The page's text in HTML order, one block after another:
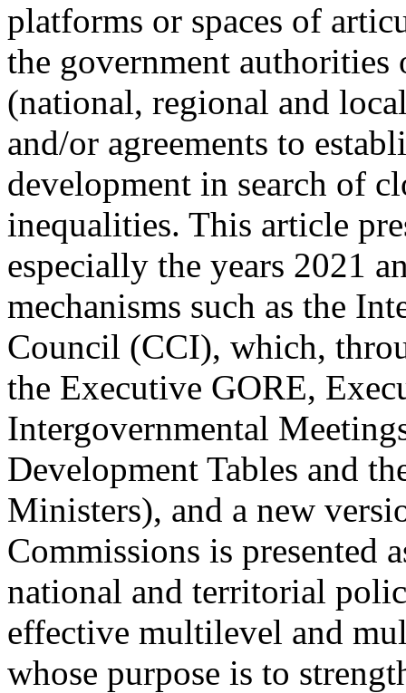
platforms or spaces of
the government
(national, regional and
and/or agreements to
development in search of
inequalities. This article
especially the years 2021
mechanisms such as the
Council (CCI), which,
the Executive GORE,
Intergovernmental
Development Tables and
Ministers), and a new
Commissions is presented
national and territorial
effective multilevel and
whose purpose is to